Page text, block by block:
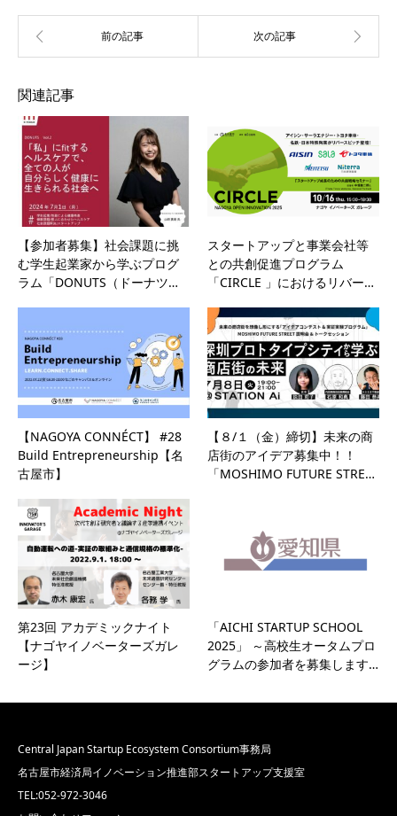
関連記事
【参加者募集】社会課題に挑
む学生起業家から学ぶプログ
ラム「DONUTS（ドーナツ…
スタートアップと事業会社等
との共創促進プログラム
「CIRCLE 」におけるリバー…
【NAGOYA CONNÉCT】 #28
Build Entrepreneurship【名
古屋市】
【８/１（金）締切】未来の商
店街のアイデア募集中！！
「MOSHIMO FUTURE STRE…
第23回 アカデミックナイト
【ナゴヤイノベーターズガレ
ージ】
「AICHI STARTUP SCHOOL
2025」 ～高校生オータムプロ
グラムの参加者を募集します…
Central Japan Startup Ecosystem Consortium事務局
名古屋市経済局イノベーション推進部スタートアップ支援室
TEL:052-972-3046